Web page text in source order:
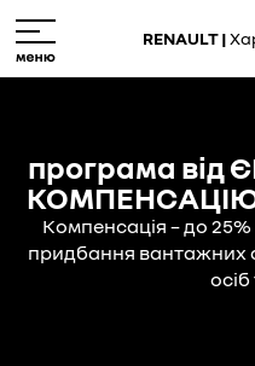
to
main
RENAULT |
програма від
КОМПЕНСАЦІЮ
Компенсація – до
придбання вантажних